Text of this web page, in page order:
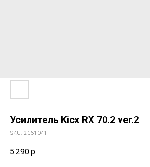
Усилитель Kicx RX 70.2 ver.2
SKU: 2061041
5 290 р.